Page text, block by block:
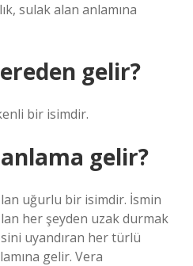
sulak alan anlamına
gelir?
bir isimdir.
gelir?
uğurlu bir isimdir. İsmin
her şeyden uzak durmak
uyandıran her türlü
gelir. Vera